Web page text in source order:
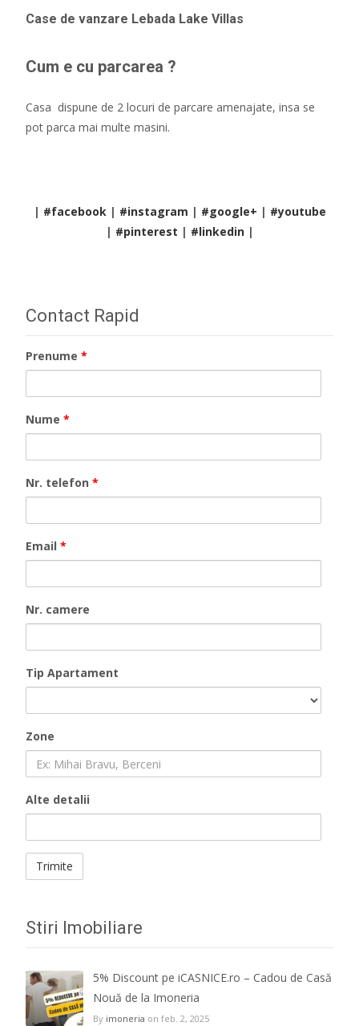
Case de vanzare Lebada Lake Villas
Cum e cu parcarea ?
Casa dispune de 2 locuri de parcare amenajate, insa se
pot parca mai multe masini.
| #facebook| #instagram | #google+ | #youtube
| #pinterest | #linkedin|
Contact Rapid
Prenume *
Nume *
Nr. telefon *
Email *
Nr. camere
Tip Apartament
Zone
Alte detalii
Stiri Imobiliare
5% Discount pe iCASNICE.ro – Cadou de Casă
Nouă de la Imoneria
By imoneria on feb. 2, 2025